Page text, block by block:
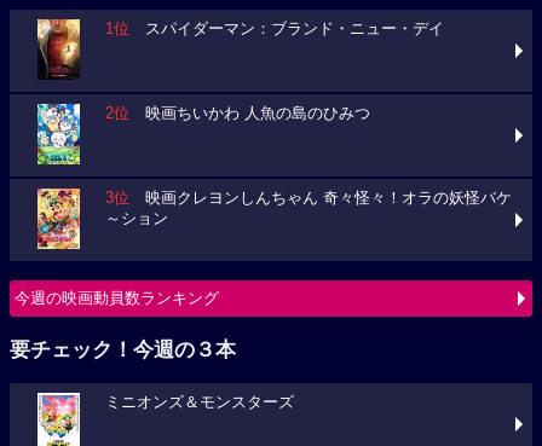
1位 スパイダーマン：ブランド・ニュー・デイ
2位 映画ちいかわ 人魚の島のひみつ
3位 映画クレヨンしんちゃん 奇々怪々！オラの妖怪バケ
～ション
今週の映画動員数ランキング
要チェック！今週の３本
ミニオンズ＆モンスターズ